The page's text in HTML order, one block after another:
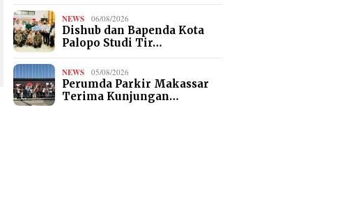
NEWS 06/08/2026
Dishub dan Bapenda Kota
Palopo Studi Tir…
NEWS 05/08/2026
Perumda Parkir Makassar
Terima Kunjungan…